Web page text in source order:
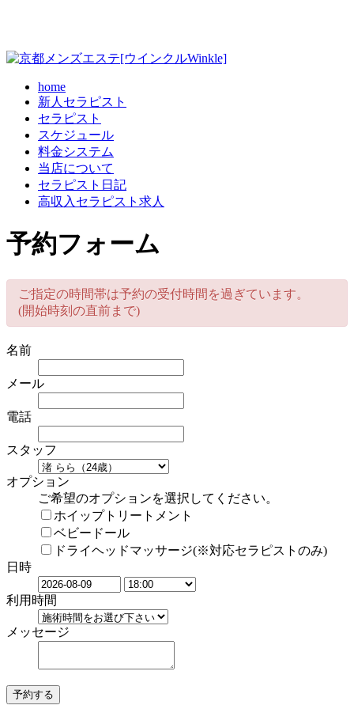
home
新人セラピスト
セラピスト
スケジュール
料金システム
当店について
セラピスト日記
高収入セラピスト求人
予約フォーム
ご指定の時間帯は予約の受付時間を過ぎています。
(開始時刻の直前まで)
名前
メール
電話
スタッフ
オプション
ご希望のオプションを選択してください。
ホイップトリートメント
ベビードール
ドライヘッドマッサージ(※対応セラピストのみ)
日時
利用時間
メッセージ